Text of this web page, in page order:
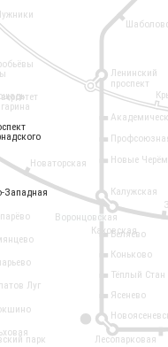
Новые
Калужская
Беляево
Коньково
Тёплый Стан
Ясенево
Ленинский
проспект
Западная
парк Лесопарковая
Каховская
Луг
Новаторская
Воронцовская
Западная